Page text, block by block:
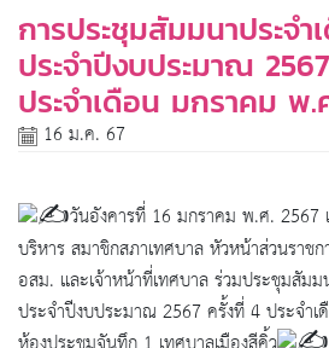
การประชุมสัมมนาประจ
ประจำปีงบประมาณ
ประจำเดือน มกราคม พ.
16 ม.ค. 67
วันอังคารที่ 16 มกราคม พ.ศ. 2567
บริหาร สมาชิกสภาเทศบาล หัวหน้าส่วนราช
อสม. และเจ้าหน้าที่เทศบาล ร่วมประชุมสัม
ประจำปีงบประมาณ 2567 ครั้งที่ 4 ประจำ